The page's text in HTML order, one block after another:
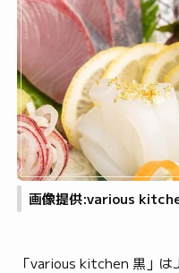
画像提供:various
「various kitchen 黒」は